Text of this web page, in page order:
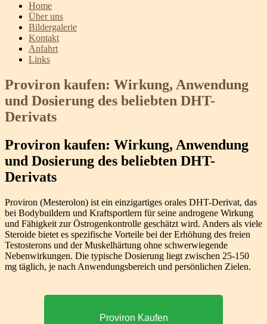
Home
Über uns
Bildergalerie
Kontakt
Anfahrt
Links
Proviron kaufen: Wirkung, Anwendung
und Dosierung des beliebten DHT-
Derivats
Proviron kaufen: Wirkung, Anwendung
und Dosierung des beliebten DHT-
Derivats
Proviron (Mesterolon) ist ein einzigartiges orales DHT-Derivat, das
bei Bodybuildern und Kraftsportlern für seine androgene Wirkung
und Fähigkeit zur Östrogenkontrolle geschätzt wird. Anders als viele
Steroide bietet es spezifische Vorteile bei der Erhöhung des freien
Testosterons und der Muskelhärtung ohne schwerwiegende
Nebenwirkungen. Die typische Dosierung liegt zwischen 25-150
mg täglich, je nach Anwendungsbereich und persönlichen Zielen.
Proviron Kaufen